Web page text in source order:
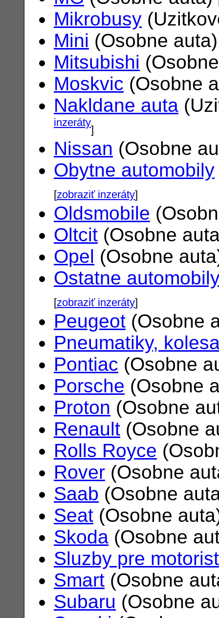
Mikrobusy
Mini (Osobne
Mitsubishi
Moskvic (Osobne
Nakldane auta
inzeráty]
Nissan (Osobne
Obytne automobily
[zobraziť inzeráty]
Oldsmobile
Oltcit (Osobne
Opel (Osobne
Ostatne
[zobraziť inzeráty]
Peugeot (Osobne
Pneumatiky,
Pontiac (Osobne
Porsche (Osobne
Proton (Osobne
Renault (Osobne
Rolls Royce
Rover (Osobne
Saab (Osobne
Seat (Osobne
Skoda (Osobne
Sluzby pre
Smart (Osobne
Subaru (Osobne